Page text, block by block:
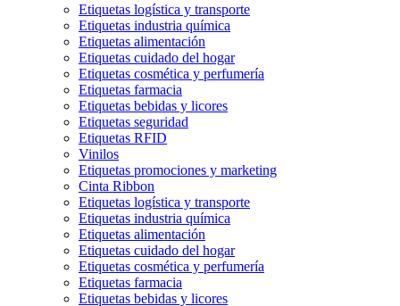
Etiquetas logística y transporte
Etiquetas industria química
Etiquetas alimentación
Etiquetas cuidado del hogar
Etiquetas cosmética y perfumería
Etiquetas farmacia
Etiquetas bebidas y licores
Etiquetas seguridad
Etiquetas RFID
Vinilos
Etiquetas promociones y marketing
Cinta Ribbon
Etiquetas logística y transporte
Etiquetas industria química
Etiquetas alimentación
Etiquetas cuidado del hogar
Etiquetas cosmética y perfumería
Etiquetas farmacia
Etiquetas bebidas y licores